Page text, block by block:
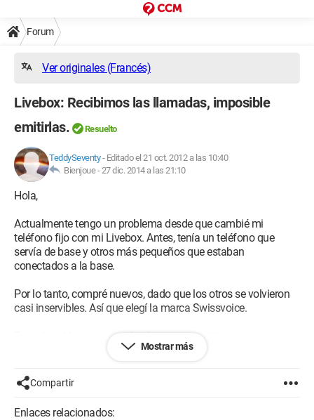
Forum
Ver originales (Francés)
Livebox: Recibimos las llamadas, imposible
emitirlas.
Resuelto
TeddySeventy- Editado el 21 oct. 2012 a las 10:40
Bienjoue -27 dic. 2014 a las 21:10
Hola,
Actualmente tengo un problema desde que cambié mi
teléfono fijo con mi Livebox. Antes, tenía un teléfono que
servía de base y otros más pequeños que estaban
conectados a la base.
Por lo tanto, compré nuevos, dado que los otros se volvieron
casi inservibles. Así que elegí la marca Swissvoice.
Pero el problema es que desde que conecté los nuevos
teléfonos, puedo recibir llamadas pero no puedo llamar yo
¿El problema viene de la Livebox o del teléfono?
¿Cómo puedo hacer para que todo funcione correctamente?
Mostrar más
Compartir
Enlaces relacionados: